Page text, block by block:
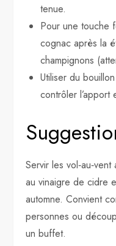
tenue.
Pour une touche
cognac après la
champignons
Utiliser du
contrôler l’apport
Servir les
au vinaigre de cidre
automne. Convient
personnes ou
un buffet.